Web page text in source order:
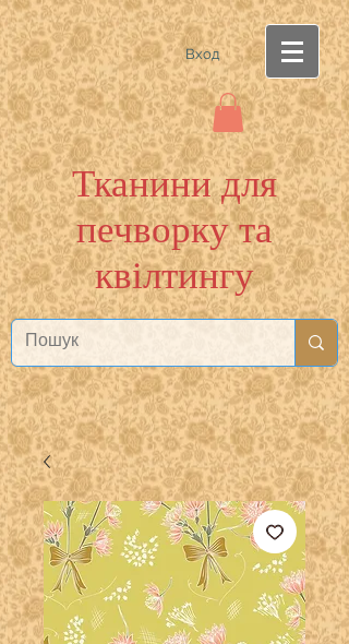
Вход
Тканини для
печворку та
квілтингу